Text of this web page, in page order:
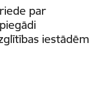
par
iestādēm